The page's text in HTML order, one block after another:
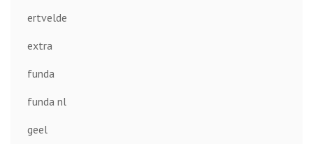
ertvelde
extra
funda
funda nl
geel